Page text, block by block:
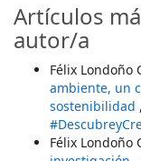
Artículos
autor/a
Félix Londoño
ambiente, un
sostenibilidad ,
Félix Londoño